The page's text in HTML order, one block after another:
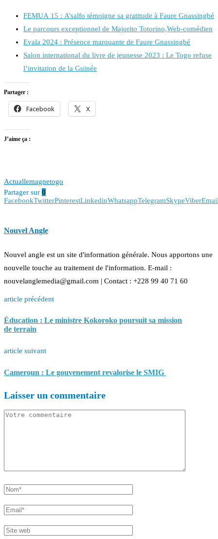
FEMUA 15 : A’salfo témoigne sa gratitude à Faure Gnassingbé
Le parcours exceptionnel de Majorito Totorino,Web-comédien
Evala 2024 : Présence marquante de Faure Gnassingbé
Salon international du livre de jeunesse 2023 : Le Togo refuse
l’invitation de la Guinée
Partager :
Facebook X
J’aime ça :
Actuallemagnetogo
Partager sur 0
FacebookTwitterPinterestLinkedinWhatsappTelegramSkypeViber
Nouvel Angle
Nouvel angle est un site d'information générale. Nous apportons une
nouvelle touche au traitement de l'information. E-mail :
nouvelanglemedia@gmail.com | Contact : +228 99 40 71 60
article précédent
Éducation : Le ministre Kokoroko poursuit sa mission
de terrain
article suivant
Cameroun : Le gouvenement revalorise le SMIG
Laisser un commentaire